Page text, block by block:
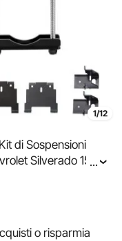
1/12
di Sospensioni
Silverado 1500
Carico
...
o risparmia